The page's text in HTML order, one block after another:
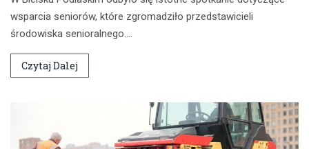
wsparcia seniorów, które zgromadziło przedstawicieli
środowiska senioralnego.…
Czytaj Dalej